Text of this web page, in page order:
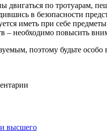
двигаться по тротуарам,
в безопасности
иметь при себе
– необходимо повысить
поэтому будьте особо
высшего